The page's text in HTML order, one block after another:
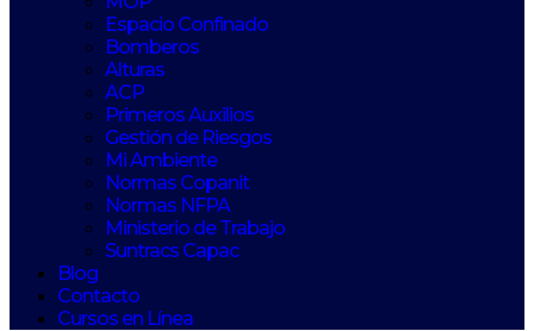
Espacio Confinado
Bomberos
Alturas
ACP
Primeros Auxilios
Gestión de Riesgos
Mi Ambiente
Normas Copanit
Normas NFPA
Ministerio de Trabajo
Suntracs Capac
Blog
Contacto
Cursos en Línea